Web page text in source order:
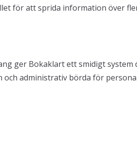
för att sprida information över
ger Bokaklart ett smidigt system
och administrativ börda för